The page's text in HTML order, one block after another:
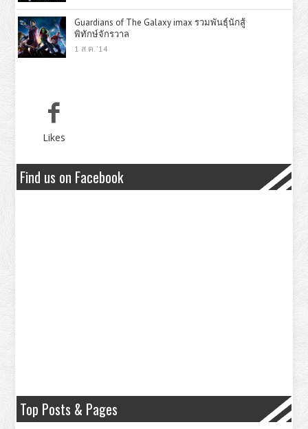
Guardians of The Galaxy imax รวมพันธุ์นักสู้
พิทักษ์จักรวาล
1 ส.ค. '14
Likes
Find us on Facebook
Top Posts & Pages